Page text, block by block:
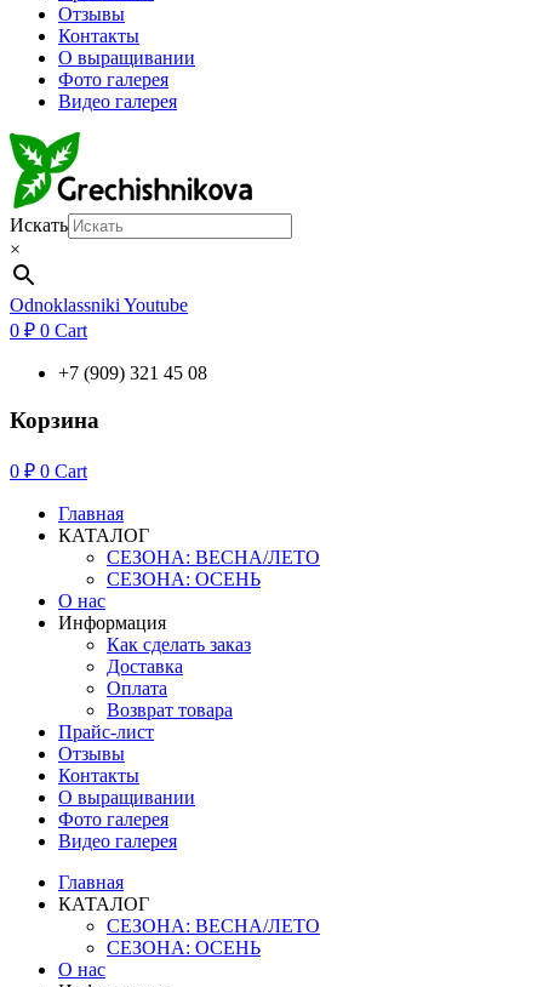
Отзывы
Контакты
О выращивании
Фото галерея
Видео галерея
Искать
×
OdnoklassnikiYoutube
0 ₽ 0 Cart
+7 (909) 321 45 08
Корзина
0 ₽ 0 Cart
Главная
КАТАЛОГ
СЕЗОНА: ВЕСНА/ЛЕТО
СЕЗОНА: ОСЕНЬ
О нас
Информация
Как сделать заказ
Доставка
Оплата
Возврат товара
Прайс-лист
Отзывы
Контакты
О выращивании
Фото галерея
Видео галерея
Главная
КАТАЛОГ
СЕЗОНА: ВЕСНА/ЛЕТО
СЕЗОНА: ОСЕНЬ
О нас